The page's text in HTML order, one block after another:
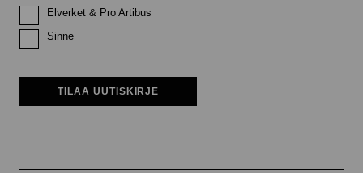
Elverket & Pro Artibus
Sinne
TILAA UUTISKIRJE